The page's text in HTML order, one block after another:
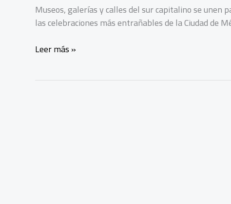
Museos, galerías y calles del sur capitalino se
las celebraciones más entrañables de la Ciudad de
San
Leer más »